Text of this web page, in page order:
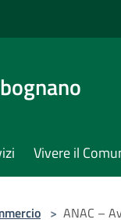
Vivere il
> ANAC –